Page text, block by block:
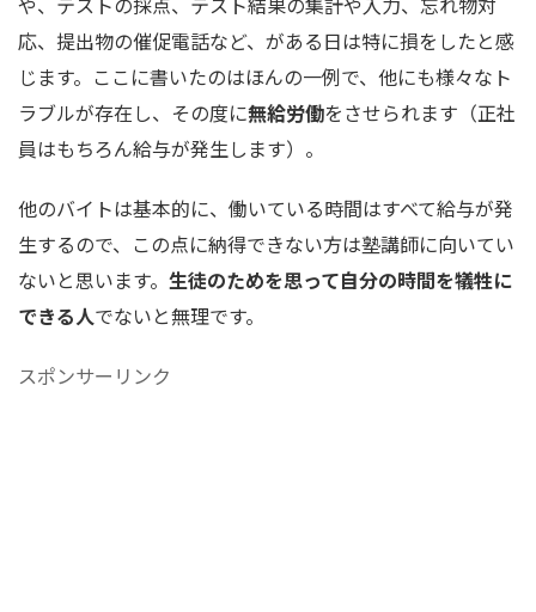
応、提出物の催促電話など、がある日は特に損をしたと感
じます。ここに書いたのはほんの一例で、他にも様々なト
ラブルが存在し、その度に無給労働をさせられます（正社
員はもちろん給与が発生します）。
他のバイトは基本的に、働いている時間はすべて給与が発
生するので、この点に納得できない方は塾講師に向いてい
ないと思います。 生徒のためを思って自分の時間を犠牲に
できる人でないと無理です。
スポンサーリンク